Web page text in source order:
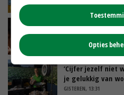
GISTEREN, 15:33
Vlaamse
groeit door
GISTEREN, 15:20
‘Cijfer jezelf niet
je gelukkig van
GISTEREN, 13:31
Opties